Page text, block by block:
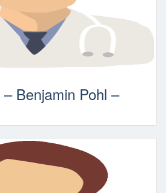
Benjamin Pohl –